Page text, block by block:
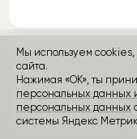
контакты
Rozetked © 2026
Пользовательское
Мы используем
сайта.
Нажимая «ОК», ты
персональных данных
персональных данных
системы Яндекс